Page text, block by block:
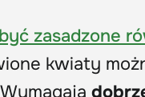
zasadzone
kwiaty